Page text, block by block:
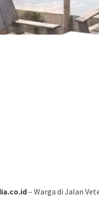
– Warga di Jalan